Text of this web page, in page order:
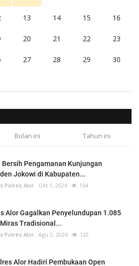
13 14 15 16
20 21 22 23
27 28 29 30
Bulan ini Tahun ini
Bersih Pengamanan Kunjungan
Jokowi di Kabupaten...
Polres Alor Okt 1, 2024 164
Alor Gagalkan Penyelundupan 1.085
Tradisional...
Polres Alor Agu 2, 2026 120
Alor Hadiri Pembukaan Open